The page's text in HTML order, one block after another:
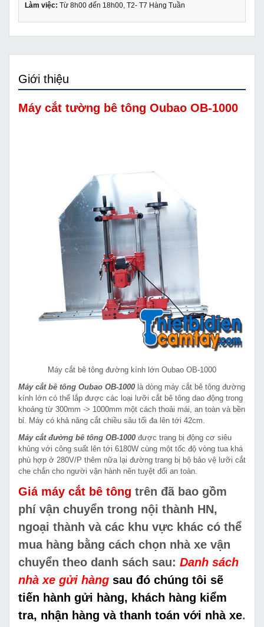
Làm việc: Từ 8h00 đến 18h00, T2- T7 Hàng Tuần
Giới thiệu
Máy cắt tường bê tông Oubao OB-1000
Máy cắt bê tông đường kính lớn Oubao OB-1000
Máy cắt bê tông Oubao OB-1000 là dòng máy cắt bê tông đường
kính lớn có thể lắp được các loại lưỡi cắt bê tông dao động trong
khoảng từ 300mm -> 1000mm một cách thoải mái, an toàn và bền
bỉ. Máy có khả năng cắt chiều sâu tối đa lên tới 42cm.
Máy cắt đường bê tông OB-1000 được trang bị động cơ siêu
khủng với công suất lên tới 6180W cùng một tốc độ vòng tua khá
phù hợp ở 280V/P thêm nữa lại đường trang bị bộ bảo vệ lưỡi cắt
che chắn cho người vận hành nên tuyệt đối an toàn.
Giá máy cắt bê tông trên đã bao gồm
phí vận chuyển trong nội thành HN,
ngoại thành và các khu vực khác có thể
mua hàng bằng cách chọn nhà xe vận
chuyển theo danh sách sau: Danh sách
nhà xe gửi hàng sau đó chúng tôi sẽ
tiến hành gửi hàng, khách hàng kiểm
tra, nhận hàng và thanh toán với nhà xe.